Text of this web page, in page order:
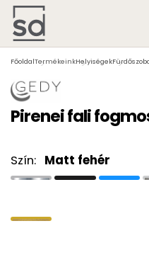
FőoldalTermékeinkHelyiségek
Pirenei fali
Szín: Matt fehér